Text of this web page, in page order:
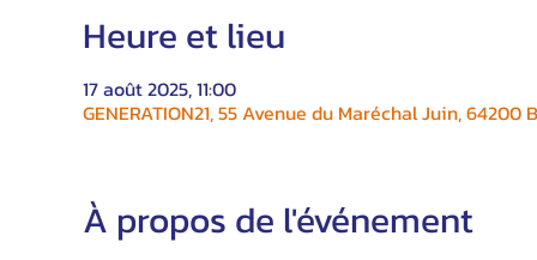
Heure et lieu
17 août 2025, 11:00
GENERATION21, 55 Avenue du Maréchal Juin, 64200
À propos de l'événement